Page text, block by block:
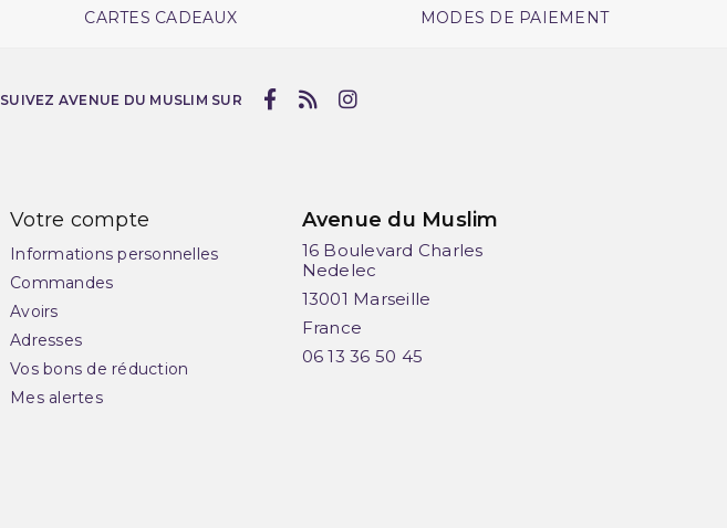
CARTES CADEAUX MODES DE PAIEMENT
SUIVEZ AVENUE DU MUSLIM SUR
Votre compte
Informations personnelles
Commandes
Avoirs
Adresses
Vos bons de réduction
Mes alertes
Avenue du Muslim
16 Boulevard Charles
Nedelec
13001 Marseille
France
06 13 36 50 45